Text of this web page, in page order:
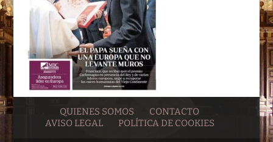
QUIENES SOMOS
CONTACTO
AVISO LEGAL
POLÍTICA DE COOKIES